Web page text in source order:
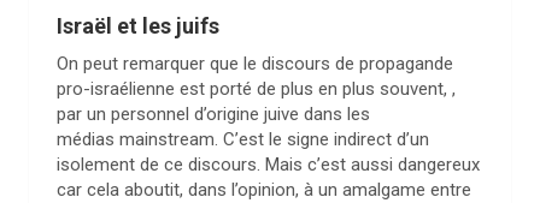
Israël et les juifs
On peut remarquer que le discours de propagande
pro-israélienne est porté de plus en plus souvent, ,
par un personnel d’origine juive dans les
médias mainstream. C’est le signe indirect d’un
isolement de ce discours. Mais c’est aussi dangereux
car cela aboutit, dans l’opinion, à un amalgame entre